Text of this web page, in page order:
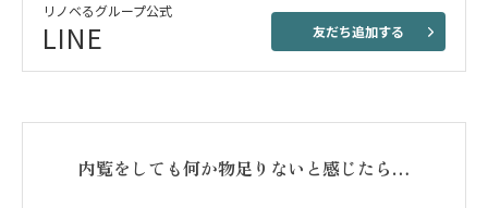
リノベるグループ公式
LINE 友だち追加する
内覧をしても何か物足りないと感じたら…